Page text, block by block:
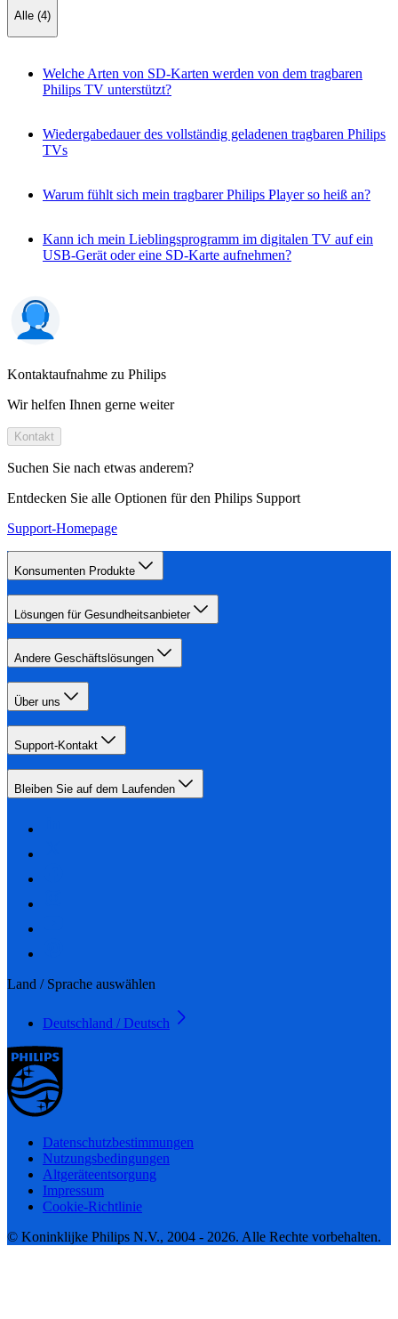
Alle (4)
Welche Arten von SD-Karten werden von dem tragbaren
Philips TV unterstützt?
Wiedergabedauer des vollständig geladenen tragbaren Philips
TVs
Warum fühlt sich mein tragbarer Philips Player so heiß an?
Kann ich mein Lieblingsprogramm im digitalen TV auf ein
USB-Gerät oder eine SD-Karte aufnehmen?
Kontaktaufnahme zu Philips
Wir helfen Ihnen gerne weiter
Kontakt
Suchen Sie nach etwas anderem?
Entdecken Sie alle Optionen für den Philips Support
Support-Homepage
Konsumenten Produkte
Lösungen für Gesundheitsanbieter
Andere Geschäftslösungen
Über uns
Support-Kontakt
Bleiben Sie auf dem Laufenden
Land / Sprache auswählen
Deutschland / Deutsch
Datenschutzbestimmungen
Nutzungsbedingungen
Altgeräteentsorgung
Impressum
Cookie-Richtlinie
© Koninklijke Philips N.V., 2004 - 2026. Alle Rechte vorbehalten.